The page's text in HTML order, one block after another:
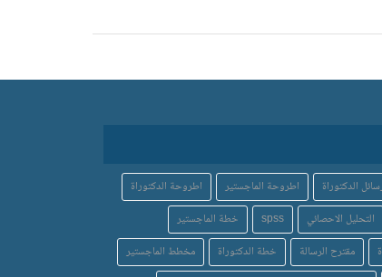
الدكتوراة اطروحة الماجستير
اطروحة الدكتوراة
التحليل الاحصائي spss
خطة الماجستير
مقترح الرسالة خطة الدكتوراة
مخطط الماجستير